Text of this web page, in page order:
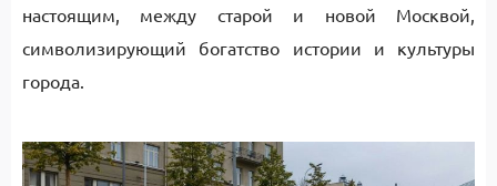
настоящим, между старой и новой Москвой,
символизирующий богатство истории и культуры
города.